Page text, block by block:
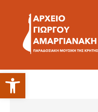
Ανοίξτε τη γραμμή εργαλείων